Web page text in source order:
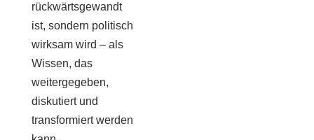
rückwärtsgewandt
ist, sondern politisch
wirksam wird – als
Wissen, das
weitergegeben,
diskutiert und
transformiert werden